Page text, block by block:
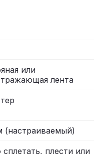
или
лента
(настраиваемый)
плести или